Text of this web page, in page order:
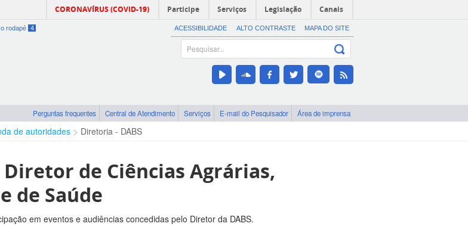
CORONAVÍRUS (COVID-19) Participe Serviços Legislação Canais
rodapé 4 ACESSIBILIDADE ALTO CONTRASTE MAPA DO SITE
Perguntas frequentes Central de Atendimento Serviços E-mail do Pesquisador Área de imprensa
de autoridades Diretoria - DABS
de Ciências Agrárias,
de Saúde
em eventos e audiências concedidas pelo Diretor da DABS.